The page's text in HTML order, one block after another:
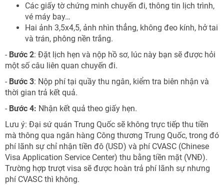
Các giấy tờ chứng minh chuyến đi, thông tin lịch trình,
vé máy bay…
Hai ảnh 3,5x4,5, ảnh nhìn thẳng, không đeo kính, hở tai
và trán, phông nền trắng.
- Bước 2: Đặt lịch hẹn và nộp hồ sơ, lúc này bạn sẽ được hỏi
một số câu liên quan chuyến đi.
- Bước 3: Nộp phí tại quầy thu ngân, kiểm tra biên nhận và
thời gian trả kết quả.
- Bước 4: Nhận kết quả theo giấy hẹn.
Lưu ý: Đại sứ quán Trung Quốc sẽ không trực tiếp thu tiền
mà thông qua ngân hàng Công thương Trung Quốc, trong đó
phí lãnh sự chỉ nhận tiền đô (USD) và phí CVASC (Chinese
Visa Application Service Center) thu bằng tiền mặt (VNĐ).
Trường hợp trượt visa sẽ được hoàn trả phí lãnh sự nhưng
phí CVASC thì không.